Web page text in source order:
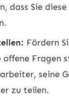
dass Sie
Fördern
offene Fragen
seine
zu teilen.